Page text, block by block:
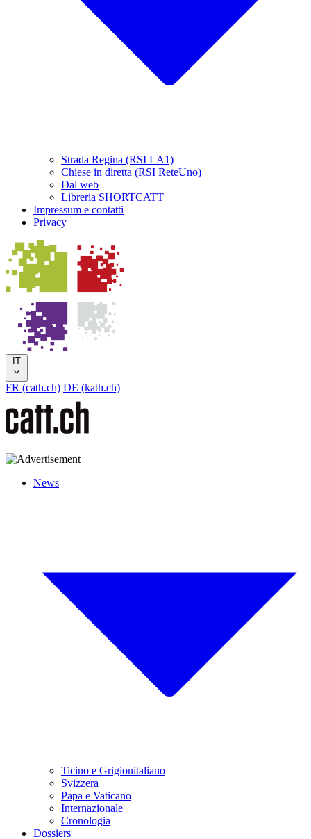
Strada Regina (RSI LA1)
Chiese in diretta (RSI ReteUno)
Dal web
Libreria SHORTCATT
Impressum e contatti
Privacy
IT
FR (cath.ch) DE (kath.ch)
News
Ticino e Grigionitaliano
Svizzera
Papa e Vaticano
Internazionale
Cronologia
Dossiers